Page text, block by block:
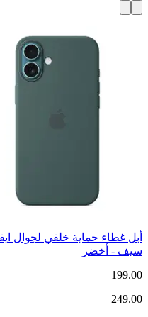
سيف - أخضر
199.00
249.00